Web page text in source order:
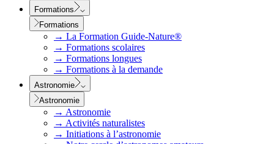
Formations
Formations
→ La Formation Guide-Nature®
→ Formations scolaires
→ Formations longues
→ Formations à la demande
Astronomie
Astronomie
→ Astronomie
→ Activités naturalistes
→ Initiations à l’astronomie